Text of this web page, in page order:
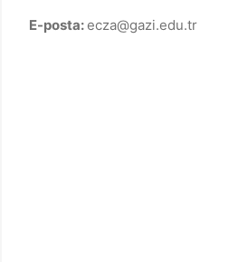
E-posta: ecza@gazi.edu.tr